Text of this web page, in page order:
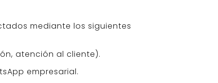
mediante los siguientes
atención al cliente).
empresarial.